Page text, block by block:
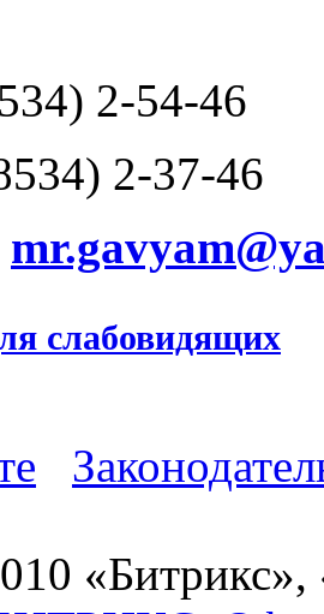
2-54-46
2-37-46
слабовидящих
«Битрикс»,